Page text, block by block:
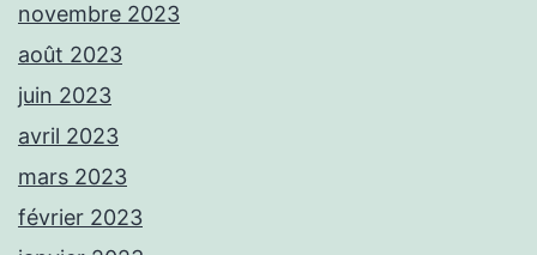
novembre 2023
août 2023
juin 2023
avril 2023
mars 2023
février 2023